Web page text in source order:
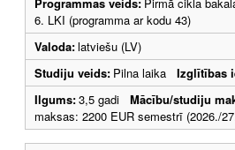
6. LKI (programma ar kodu 43)
Valoda:latviešu (LV)
Studiju veids: Pilna laika Izglītības
Ilgums:3,5 gadi Mācību/studiju
maksas: 2200 EUR semestrī (2026./